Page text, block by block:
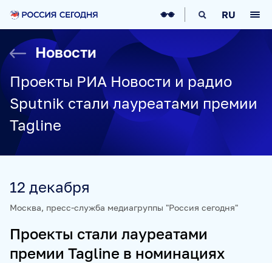
О НАС
О МЕДИАГРУППЕ
ИСТОРИЯ
СОЦИАЛЬНАЯ ОТВЕТСТВЕННОСТЬ
РУКОВОДСТВО
КАРЬЕРА
СТАЖИРОВКА
IT-ВОЗМОЖНОСТИ
НАГРАДЫ
НАШИ СМИ
РИА НОВОСТИ
СОЦИАЛЬНЫЙ НАВИГАТОР
ПРОЕКТЫ
SPUTNIKPRO
КОНКУРС ИМЕНИ СТЕНИНА
ФЕСТИВАЛЬ KOKTEBEL JAZZ PARTY
RU
Новости
Проекты РИА Новости и радио
Sputnik стали лауреатами премии
Tagline
12 декабря
Москва, пресс-служба медиагруппы "Россия сегодня"
Проекты стали лауреатами
премии Tagline в номинациях